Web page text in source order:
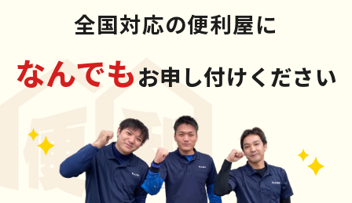
全国対応の便利屋に
なんでもお申し付けください